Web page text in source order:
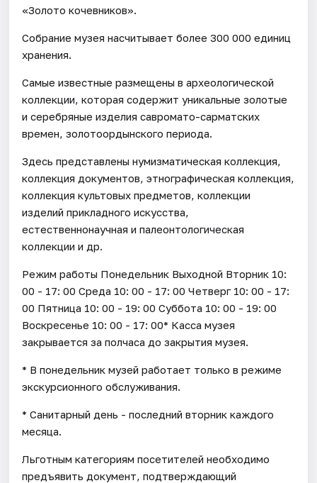
«Золото кочевников».
Собрание музея насчитывает более 300 000 единиц
хранения.
Самые известные размещены в археологической
коллекции, которая содержит уникальные золотые
и серебряные изделия савромато-сарматских
времен, золотоордынского периода.
Здесь представлены нумизматическая коллекция,
коллекция документов, этнографическая коллекция,
коллекция культовых предметов, коллекции
изделий прикладного искусства,
естественнонаучная и палеонтологическая
коллекции и др.
Режим работы Понедельник Выходной Вторник 10:
00 - 17: 00 Среда 10: 00 - 17: 00 Четверг 10: 00 - 17:
00 Пятница 10: 00 - 19: 00 Суббота 10: 00 - 19: 00
Воскресенье 10: 00 - 17: 00* Касса музея
закрывается за полчаса до закрытия музея.
* В понедельник музей работает только в режиме
экскурсионного обслуживания.
* Санитарный день - последний вторник каждого
месяца.
Льготным категориям посетителей необходимо
предъявить документ, подтверждающий